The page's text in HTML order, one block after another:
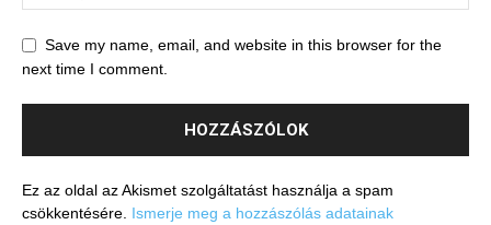
Save my name, email, and website in this browser for the
next time I comment.
Ez az oldal az Akismet szolgáltatást használja a spam
csökkentésére. Ismerje meg a hozzászólás adatainak